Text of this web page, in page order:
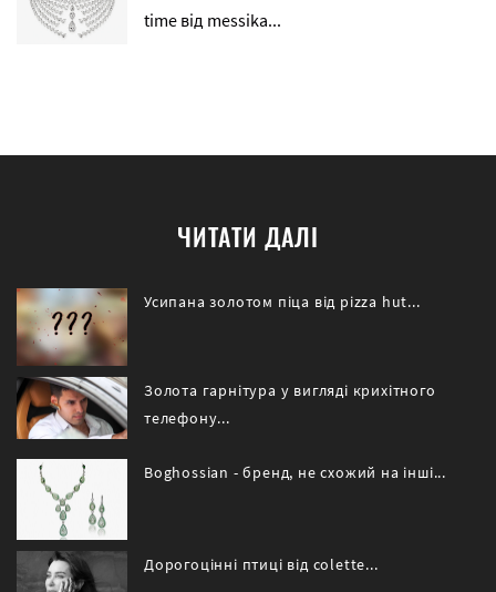
time від messika...
ЧИТАТИ ДАЛІ
Усипана золотом піца від pizza hut...
Золота гарнітура у вигляді крихітного
телефону...
Boghossian - бренд, не схожий на інші...
Дорогоцінні птиці від сolette...